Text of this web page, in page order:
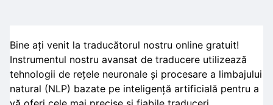
Bine ați venit la traducătorul nostru online gratuit!
Instrumentul nostru avansat de traducere utilizează
tehnologii de rețele neuronale și procesare a limbajului
natural (NLP) bazate pe inteligență artificială pentru a